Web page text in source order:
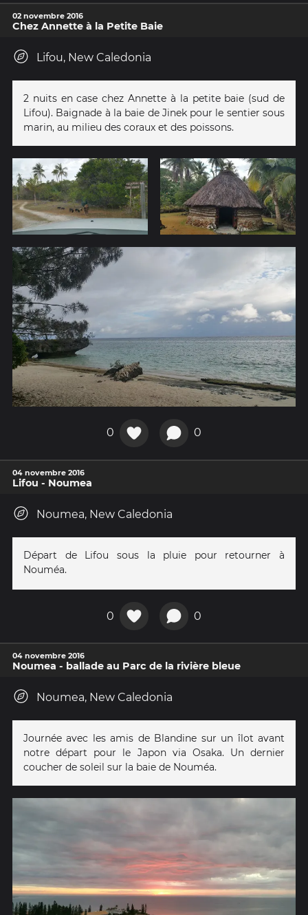
02 novembre 2016
Chez Annette à la Petite Baie
Lifou, New Caledonia
2 nuits en case chez Annette à la petite baie (sud de
Lifou). Baignade à la baie de Jinek pour le sentier sous
marin, au milieu des coraux et des poissons.
0 0
04 novembre 2016
Lifou - Noumea
Noumea, New Caledonia
Départ de Lifou sous la pluie pour retourner à
Nouméa.
0 0
04 novembre 2016
Noumea - ballade au Parc de la rivière bleue
Noumea, New Caledonia
Journée avec les amis de Blandine sur un îlot avant
notre départ pour le Japon via Osaka. Un dernier
coucher de soleil sur la baie de Nouméa.